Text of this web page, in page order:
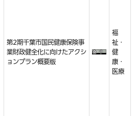
第2期千葉市国民健康保険事
業財政健全化に向けたアクシ
ョンプラン概要版
福
祉・
健
康・
医療